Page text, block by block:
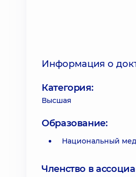
Информация о
Категория:
Высшая
Образование:
Национальный
Членство в